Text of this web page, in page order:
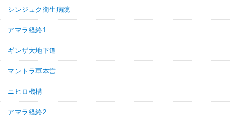
シンジュク衛生病院
アマラ経絡1
ギンザ大地下道
マントラ軍本営
ニヒロ機構
アマラ経絡2